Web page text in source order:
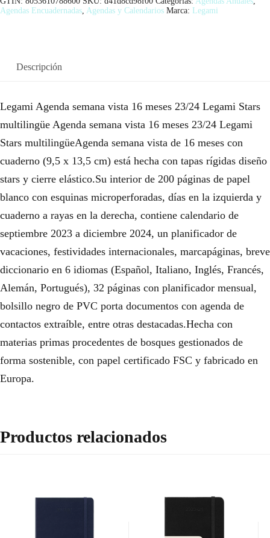
Agendas Encuadernadas, Agendas y Calendarios Marca: Legami
Descripción
Legami Agenda semana vista 16 meses 23/24 Legami Stars
multilingüe Agenda semana vista 16 meses 23/24 Legami
Stars multilingüeAgenda semana vista de 16 meses con
cuaderno (9,5 x 13,5 cm) está hecha con tapas rígidas diseño
stars y cierre elástico.Su interior de 200 páginas de papel
blanco con esquinas microperforadas, días en la izquierda y
cuaderno a rayas en la derecha, contiene calendario de
septiembre 2023 a diciembre 2024, un planificador de
vacaciones, festividades internacionales, marcapáginas, breve
diccionario en 6 idiomas (Español, Italiano, Inglés, Francés,
Alemán, Portugués), 32 páginas con planificador mensual,
bolsillo negro de PVC porta documentos con agenda de
contactos extraíble, entre otras destacadas.Hecha con
materias primas procedentes de bosques gestionados de
forma sostenible, con papel certificado FSC y fabricado en
Europa.
Productos relacionados